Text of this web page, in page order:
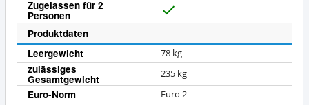
n
Zugelassen für 2
Personen
Produktdaten
Leergewicht
78 kg
zulässiges
Gesamtgewicht 235 kg
Euro-Norm Euro 2